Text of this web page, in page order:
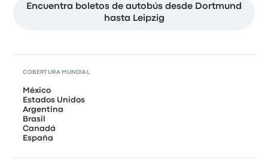
Encuentra boletos de autobús desde Dortmund
hasta Leipzig
COBERTURA MUNDIAL
México
Estados Unidos
Argentina
Brasil
Canadá
España